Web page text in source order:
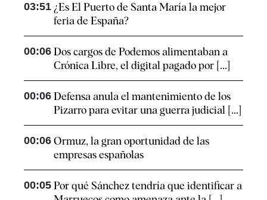
03:51 ¿Es El Puerto de Santa María la mejor
feria de España?
00:06 Dos cargos de Podemos alimentaban a
Crónica Libre, el digital pagado por [...]
00:06 Defensa anula el mantenimiento de los
Pizarro para evitar una guerra judicial [...]
00:06 Ormuz, la gran oportunidad de las
empresas españolas
00:05 Por qué Sánchez tendría que identificar a